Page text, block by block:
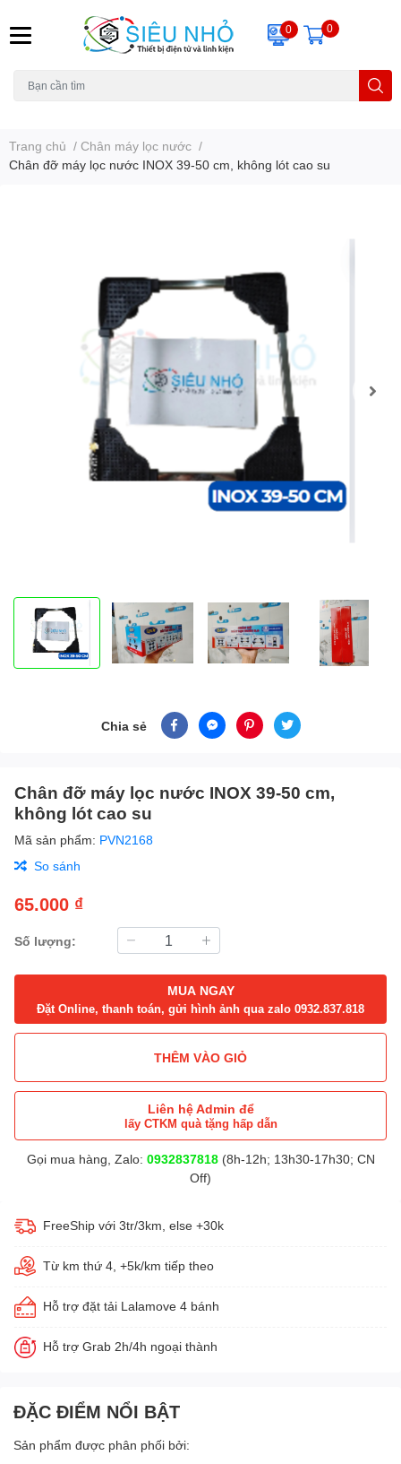
0 0
Trang chủ / Chân máy lọc nước /
Chân đỡ máy lọc nước INOX 39-50 cm, không lót cao su
Chia sẻ
Chân đỡ máy lọc nước INOX 39-50 cm,
không lót cao su
Mã sản phẩm: PVN2168
So sánh
65.000 ₫
Số lượng:
MUA NGAY
Đặt Online, thanh toán, gửi hình ảnh qua zalo 0932.837.818
THÊM VÀO GIỎ
Liên hệ Admin để
lấy CTKM quà tặng hấp dẫn
Gọi mua hàng, Zalo: 0932837818(8h-12h; 13h30-17h30; CN
Off)
FreeShip với 3tr/3km, else +30k
Từ km thứ 4, +5k/km tiếp theo
Hỗ trợ đặt tải Lalamove 4 bánh
Hỗ trợ Grab 2h/4h ngoại thành
ĐẶC ĐIỂM NỔI BẬT
Sản phẩm được phân phối bởi: